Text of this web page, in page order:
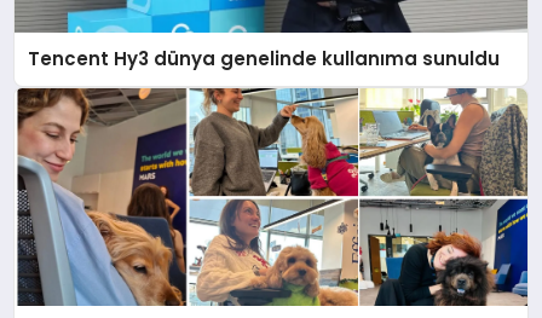
Tencent Hy3 dünya genelinde kullanıma sunuldu